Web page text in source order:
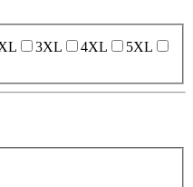
3XL 4XL
5XL